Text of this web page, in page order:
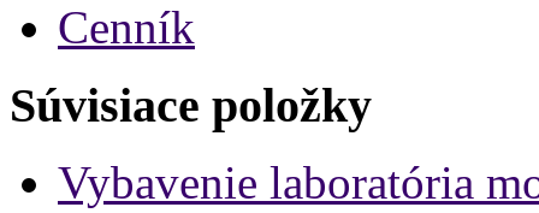
Cenník
Súvisiace položky
Vybavenie laboratória